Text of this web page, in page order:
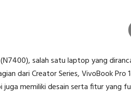
salah satu laptop yang
dari Creator Series, VivoBook Pro
memiliki desain serta fitur yang